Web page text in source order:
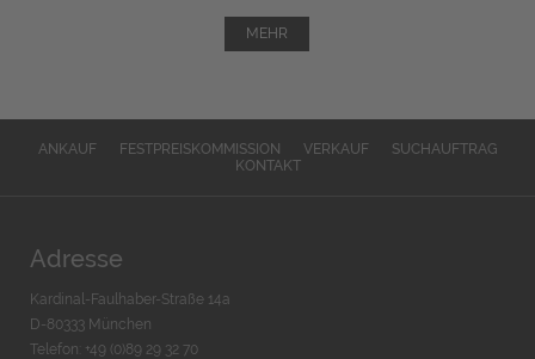
MEHR
ANKAUF FESTPREISKOMMISSION VERKAUF
SUCHAUFTRAG
KONTAKT
Adresse
Kardinal-Faulhaber-Straße 14a
D-80333 München
Telefon: +49 (0)89 29 32 70